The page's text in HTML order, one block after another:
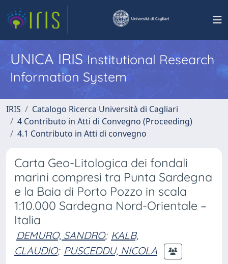
UNICA IRISInstitutional Research
Information System
IRIS
Catalogo Ricerca Università di Cagliari
4 Contributo in Atti di Convegno (Proceeding)
4.1 Contributo in Atti di convegno
Carta Geo-Litologica dei fondali
marini compresi tra Punta Sardegna
e la Baia di Porto Pozzo in scala
1:10.000 Sardegna Nord-Orientale –
Italia
DEMURO, SANDRO; KALB,
CLAUDIO; PUSCEDDU, NICOLA